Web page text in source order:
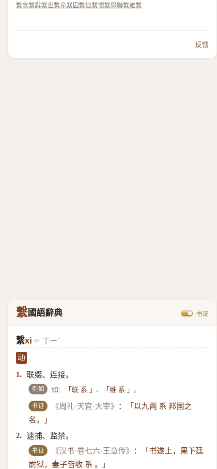
繫念繫辭繫世繫命繫囚繫獄繫懷繫戀聯繫維繫
反馈
繫國語辭典 书证
繫xì ㄒㄧˋ
动
1. 联缀、连接。
例如 如： 「联 系 」 、 「维 系 」。
书证 《周礼·天官·大宰》 ：
「以九两 系 邦国之
名。」
2. 逮捕、监禁。
书证 《汉书·卷七六·王章传》 ：
「书遂上，果下廷
尉狱，妻子皆收 系 。」